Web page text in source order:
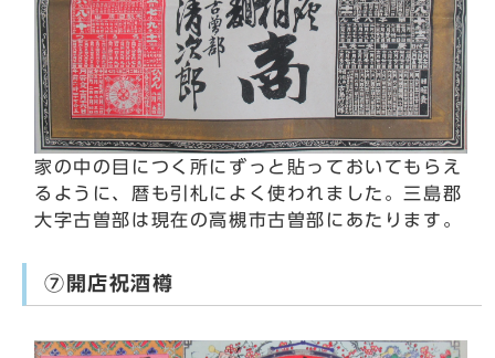
家の中の目につく所にずっと貼っておいてもらえ
るように、暦も引札によく使われました。三島郡
大字古曽部は現在の高槻市古曽部にあたります。
⑦開店祝酒樽